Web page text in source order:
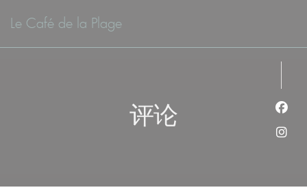
Le Café de la Plage
评论